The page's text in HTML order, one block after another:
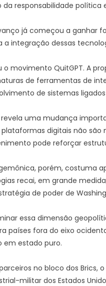
responsabilidade política
já começou a ganhar
integração dessas
movimento QuitGPT. A
de ferramentas de
de sistemas
uma mudança
digitais não são
pode reforçar
porém, costuma
recai, em grande
de poder de
essa dimensão
países fora do eixo
em estado puro.
no bloco dos
militar dos Estados